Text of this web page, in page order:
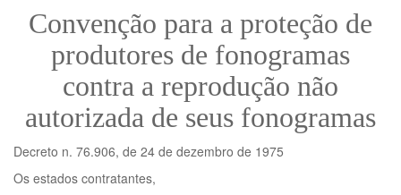
Convenção para a proteção de
produtores de fonogramas
contra a reprodução não
autorizada de seus fonogramas
Decreto n. 76.906, de 24 de dezembro de 1975
Os estados contratantes,